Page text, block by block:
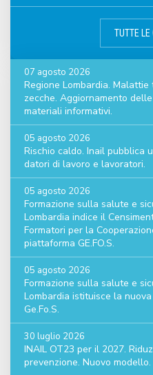
TUTTE LE
07 agosto 2026
Regione Lombardia.
zecche. Aggiornamento
materiali informativi.
05 agosto 2026
Rischio caldo. Inail pubblica
datori di lavoro e lavoratori.
05 agosto 2026
Formazione sulla salute e
Lombardia indice il
Formatori per la
piattaforma GE.FO.S.
05 agosto 2026
Formazione sulla salute e
Lombardia istituisce la
Ge.Fo.S.
30 luglio 2026
INAIL OT23 per il 2027.
prevenzione. Nuovo modello.